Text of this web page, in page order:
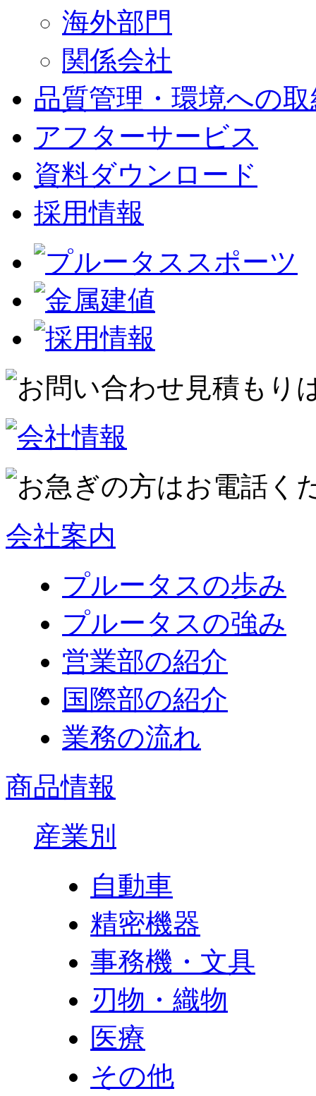
海外部門
関係会社
品質管理・環境への
アフターサービス
資料ダウンロード
採用情報
会社案内
プルータスの歩み
プルータスの強み
営業部の紹介
国際部の紹介
業務の流れ
商品情報
産業別
自動車
精密機器
事務機・文具
刃物・織物
医療
その他